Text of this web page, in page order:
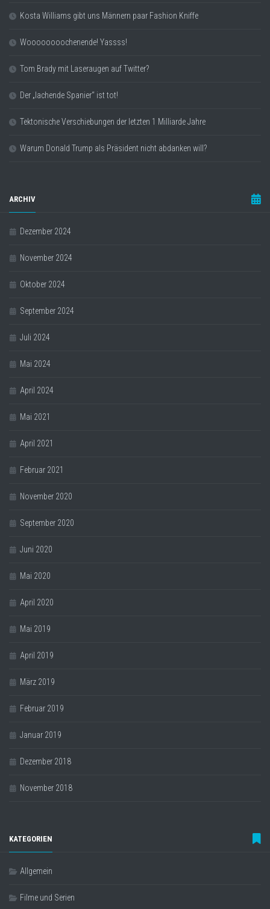
Kosta Williams gibt uns Männern paar Fashion Kniffe
Woooooooochenende! Yassss!
Tom Brady mit Laseraugen auf Twitter?
Der „lachende Spanier“ ist tot!
Tektonische Verschiebungen der letzten 1 Milliarde Jahre
Warum Donald Trump als Präsident nicht abdanken will?
ARCHIV
Dezember 2024
November 2024
Oktober 2024
September 2024
Juli 2024
Mai 2024
April 2024
Mai 2021
April 2021
Februar 2021
November 2020
September 2020
Juni 2020
Mai 2020
April 2020
Mai 2019
April 2019
März 2019
Februar 2019
Januar 2019
Dezember 2018
November 2018
KATEGORIEN
Allgemein
Filme und Serien